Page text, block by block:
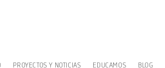
PROYECTOS Y NOTICIAS EDUCAMOS BLOG